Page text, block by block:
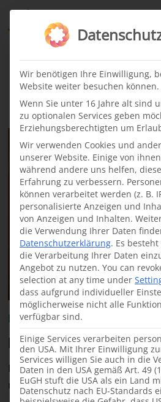
Latest
From our projects
First Relief Mission in
From February 7 to 15, 2026,
mission of our Ethiopian team
Wir benötigen Ihre Einwilligung,
Website weiter besuchen können.
Wenn Sie unter 16 Jahre alt sind
zu optionalen Services geben
Erziehungsberechtigten um
Wir verwenden Cookies und
unserer Website. Einige von
während andere uns helfen,
Erfahrung zu verbessern.
können verarbeitet werden (z. B.
personalisierte Anzeigen und
von Anzeigen und Inhalten.
die Verwendung Ihrer Daten
Datenschutzerklärung. Es
die Verarbeitung Ihrer Daten
Angebot zu nutzen. You can
selection at any time under
dass aufgrund individueller
möglicherweise nicht alle
verfügbar sind.
Einige Services verarbeiten
den USA. Mit Ihrer Einwilligung
Services willigen Sie auch in die
Daten in den USA gemäß Art. 49
EuGH stuft die USA als ein Land
Datenschutz nach EU-Standards